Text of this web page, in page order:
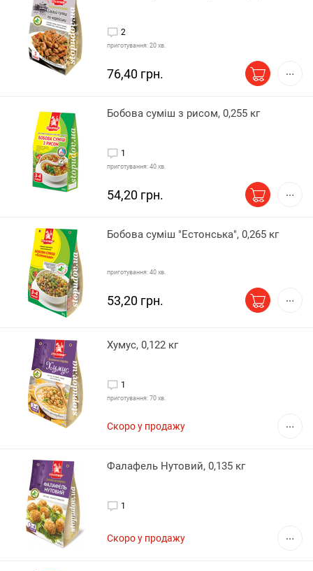
2
приготування: 20 хв.
76,40 грн.
Бобова суміш з рисом, 0,255 кг
1
приготування: 40 хв.
54,20 грн.
Бобова суміш "Естонська", 0,265 кг
приготування: 40 хв.
53,20 грн.
Хумус, 0,122 кг
1
приготування: 70 хв.
Скоро у продажу
Фалафель Нутовий, 0,135 кг
1
Скоро у продажу